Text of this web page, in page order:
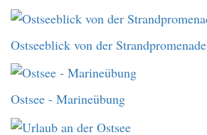
Ostseeblick von der Strandpromenade
Ostsee - Marineübung